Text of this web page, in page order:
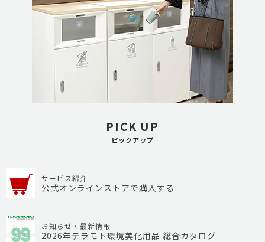
PICK UP
ピックアップ
サービス紹介
公式オンラインストアで購入する
お知らせ・最新情報
2026年テラモト環境美化用品 総合カタログ